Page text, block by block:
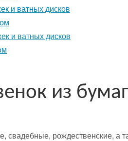
и ватных дисков
и ватных дисков
из
свадебные, рождественские, а